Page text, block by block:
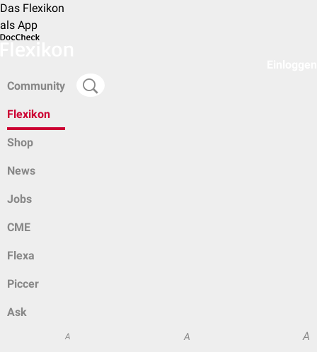
Das Flexikon
als App
Community
Flexikon
Shop
News
Jobs
CME
Flexa
Piccer
Ask
A A A